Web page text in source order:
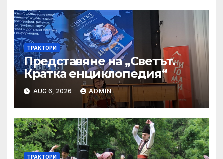
ТРАКТОРИ
Представяне на „Светът.
Кратка енциклопедия“
AUG 6, 2026 ADMIN
ТРАКТОРИ